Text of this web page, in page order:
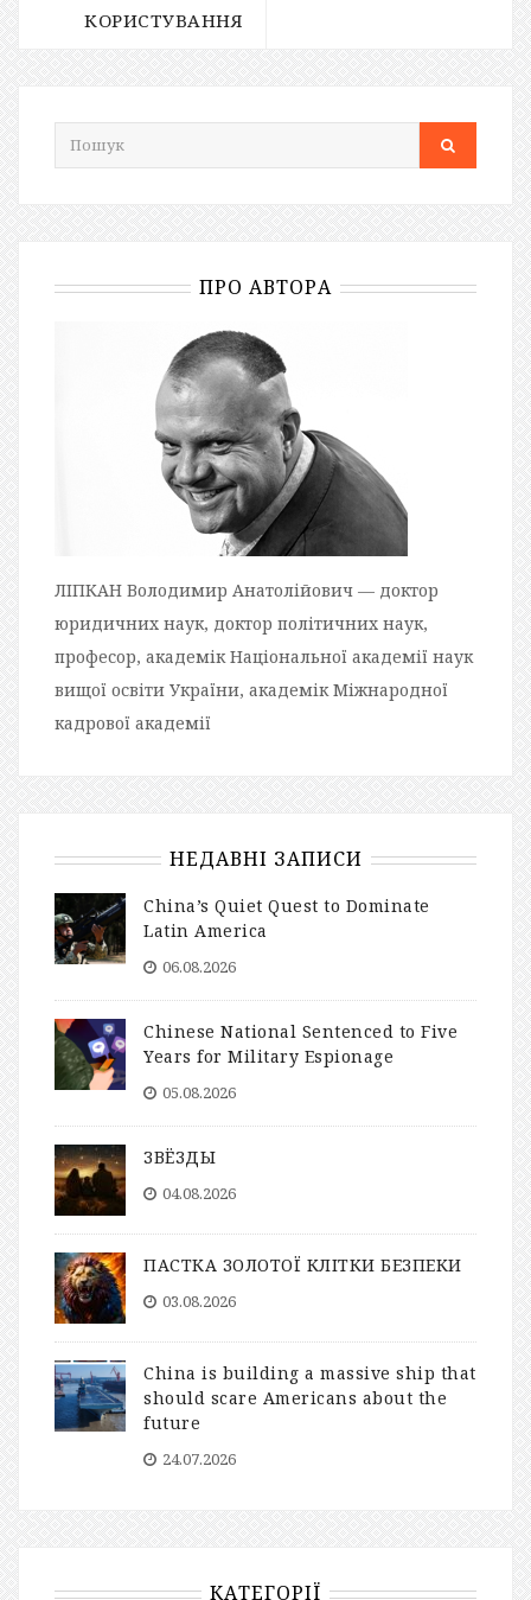
КОРИСТУВАННЯ
ПРО АВТОРА
ЛІПКАН Володимир Анатолійович — доктор
юридичних наук, доктор політичних наук,
професор, академік Національної академії наук
вищої освіти України, академік Міжнародної
кадрової академії
НЕДАВНІ ЗАПИСИ
China’s Quiet Quest to Dominate
Latin America
06.08.2026
Chinese National Sentenced to Five
Years for Military Espionage
05.08.2026
ЗВЁЗДЫ
04.08.2026
ПАСТКА ЗОЛОТОЇ КЛІТКИ БЕЗПЕКИ
03.08.2026
China is building a massive ship that
should scare Americans about the
future
24.07.2026
КАТЕГОРІЇ